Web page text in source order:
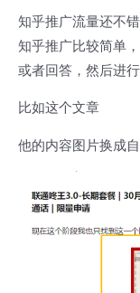
知乎推广流量还不
知乎推广比较简单
或者回答，然后进
比如这个文章
他的内容图片换成